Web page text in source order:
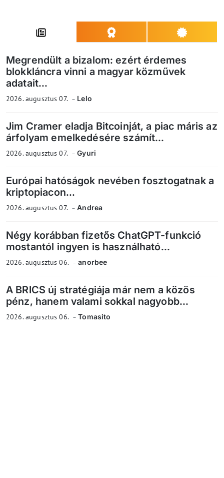
Megrendült a bizalom: ezért érdemes
blokkláncra vinni a magyar közművek
adatait...
2026. augusztus 07. Lelo
Jim Cramer eladja Bitcoinját, a piac máris az
árfolyam emelkedésére számít...
2026. augusztus 07. Gyuri
Európai hatóságok nevében fosztogatnak a
kriptopiacon...
2026. augusztus 07. Andrea
Négy korábban fizetős ChatGPT-funkció
mostantól ingyen is használható...
2026. augusztus 06. anorbee
A BRICS új stratégiája már nem a közös
pénz, hanem valami sokkal nagyobb...
2026. augusztus 06. Tomasito